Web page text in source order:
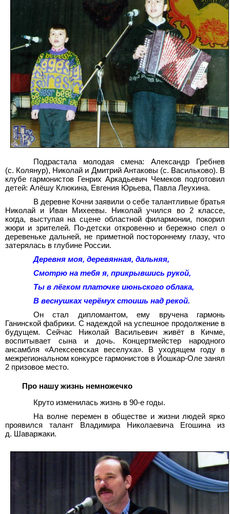
Подрастала молодая смена: Александр Гребнев
(с. Колянур), Николай и Дмитрий Антаковы (с. Васильково). В
клубе гармонистов Генрих Аркадьевич Чемеков подготовил
детей: Алёшу Клюкина, Евгения Юрьева, Павла Леухина.
В деревне Кочни заявили о себе талантливые братья
Николай и Иван Михеевы. Николай учился во 2 классе,
когда, выступая на сцене областной филармонии, покорил
жюри и зрителей. По-детски откровенно и бережно спел о
деревеньке дальней, не приметной постороннему глазу, что
затерялась в глубине России.
Деревня моя, деревянная, дальняя,
Смотрю на тебя я, прикрывшись рукой,
Ты в лёгком платочке июньского облака,
В веснушках черёмух стоишь над рекой.
Он стал дипломантом, ему вручена гармонь
Ганинской фабрики. С надеждой на успешное продолжение в
будущем. Сейчас Николай Васильевич живёт в Кичме,
воспитывает сына и дочь. Концертмейстер народного
ансамбля «Алексеевская веселуха». В уходящем году в
межрегиональном конкурсе гармонистов в Йошкар-Оле занял
2 призовое место.
Про нашу жизнь немножечко
Круто изменилась жизнь в 90-е годы.
На волне перемен в обществе и жизни людей ярко
проявился талант Владимира Николаевича Егошина из
д. Шаваржаки.